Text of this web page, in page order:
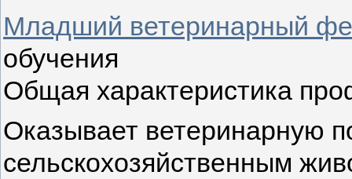
Младший ветеринарный
обучения
Общая характеристика
Оказывает ветеринарную
сельскохозяйственным